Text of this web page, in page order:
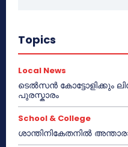
Topics
Local News
ടെൽസൻ കോട്ടോളിക്കും
പുരസ്കാരം
School & College
ശാന്തിനികേതനിൽ